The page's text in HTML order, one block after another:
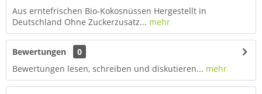
Aus erntefrischen Bio-Kokosnüssen Hergestellt in
Deutschland Ohne Zuckerzusatz... mehr
Bewertungen
0
Bewertungen lesen, schreiben und diskutieren... mehr